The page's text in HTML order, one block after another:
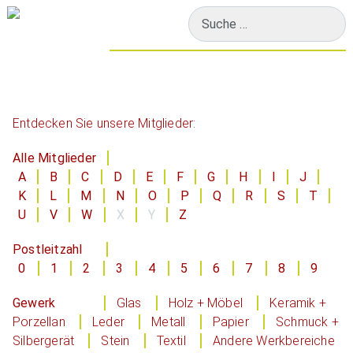
Suchen
Entdecken Sie unsere Mitglieder:
Alle Mitglieder
A
B C D E F G H
J
K
L M N O P Q R S
T
U
V W X Y Z
Postleitzahl
0
1 2 3 4 5 6 7 8 9
Gewerk Glas Holz + Möbel
Keramik +
Porzellan
Leder Metall Papier
Schmuck +
Silbergerät
Stein Textil Andere Werkbereiche